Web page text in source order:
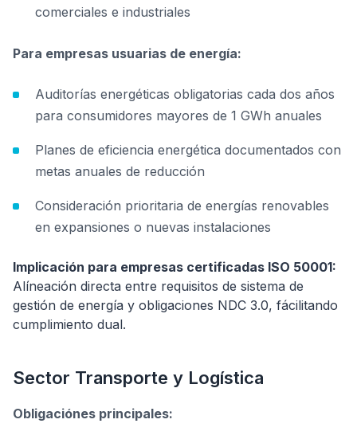
comerciales e industriales
Para empresas usuarias de energía:
Auditorías energéticas obligatorias cada dos años
para consumidores mayores de 1 GWh anuales
Planes de eficiencia energética documentados con
metas anuales de reducción
Consideración prioritaria de energías renovables
en expansiones o nuevas instalaciones
Implicación para empresas certificadas ISO 50001:
Alíneación directa entre requisitos de sistema de
gestión de energía y obligaciones NDC 3.0, fácilitando
cumplimiento dual.
Sector Transporte y Logística
Obligaciónes principales: